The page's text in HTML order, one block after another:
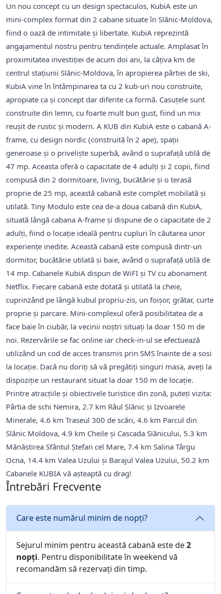
Un nou concept cu un design spectaculos, KubiA este un
mini-complex format din 2 cabane situate în Slănic-Moldova,
fiind o oază de intimitate și libertate. KubiA reprezintă
angajamentul nostru pentru tendințele actuale. Amplasat în
proximitatea investiției de acum doi ani, la câțiva km de
centrul stațiunii Slănic-Moldova, în apropierea pârtiei de ski,
KubiA vine în întâmpinarea ta cu 2 kub-uri nou construite,
apropiate ca și concept dar diferite ca formă. Casuțele sunt
construite din lemn, cu foarte mult bun gust, fiind un mix
reușit de rustic și modern. A KUB din KubiA este o cabană A-
frame, cu design nordic (construită în 2 ape), spații
generoase și o priveliște superbă, având o suprafață utilă de
47 mp. Aceasta oferă o capacitate de 4 adulți și 2 copii, fiind
compusă din 2 dormitoare, living, bucătărie și o terasă
proprie de 25 mp, această cabană este complet mobilată și
utilată. Tiny Modulo este cea de-a doua cabană din KubiA,
situată lângă cabana A-frame și dispune de o capacitate de 2
adulți, fiind o locație ideală pentru cupluri în căutarea unor
experiențe inedite. Această cabană este compusă dintr-un
dormitor, bucătărie utilată și baie, având o suprafață utilă de
14 mp. Cabanele KubiA dispun de WiFI și TV cu abonament
Netflix. Fiecare cabană este dotată și utilată la cheie,
cuprinzând pe lângă kubul propriu-zis, un foișor, grătar, curte
proprie și parcare. Mini-complexul oferă posibilitatea de a
face baie în ciubăr, la vecinii noștri situați la doar 150 m de
noi. Rezervările se fac online iar check-in-ul se efectuează
utilizând un cod de acces transmis prin SMS înainte de a sosi
la locație. Dacă nu doriți să vă pregătiți singuri masa, aveți la
dispoziție un restaurant situat la doar 150 m de locație.
Printre atracțiile și obiectivele turistice din zonă, puteți vizita:
Pârtia de schi Nemira, 2.7 km Râul Slănic şi Izvoarele
Minerale, 4.6 km Traseul 300 de scări, 4.6 km Parcul din
Slănic Moldova, 4.9 km Cheile și Cascada Slănicului, 5.3 km
Mănăstirea Sfântul Ştefan cel Mare, 7.4 km Salina Târgu
Ocna, 14.4 km Valea Uzului şi Barajul Valea Uzului, 50.2 km
Cabanele KUBIA vă așteaptă cu drag!
Întrebări Frecvente
Care este numărul minim de nopți?
Sejurul minim pentru această cabană este de2
nopți. Pentru disponibilitate în weekend vă
recomandăm să rezervați din timp.